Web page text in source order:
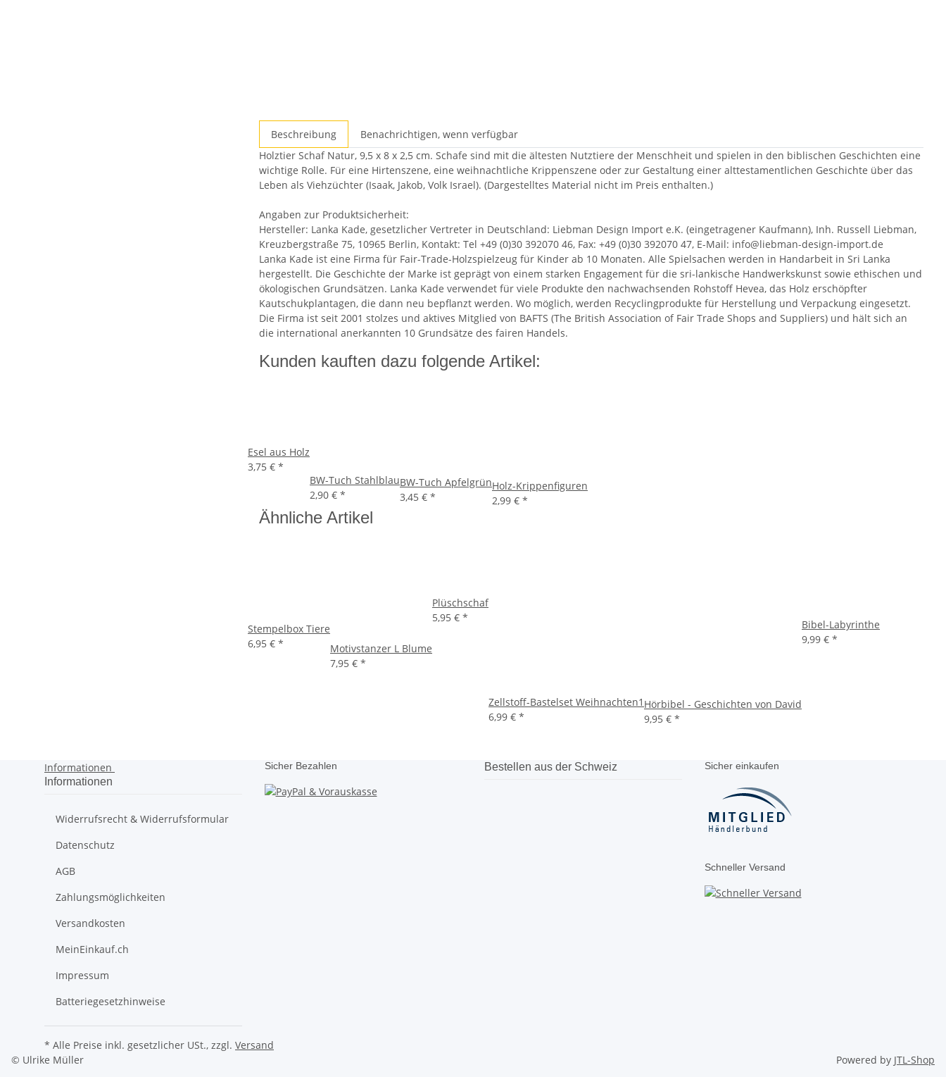
Beschreibung
Benachrichtigen, wenn verfügbar
Holztier Schaf Natur, 9,5 x 8 x 2,5 cm. Schafe sind mit die ältesten Nutztiere der Menschheit und spielen in den biblischen Geschichten eine
wichtige Rolle. Für eine Hirtenszene, eine weihnachtliche Krippenszene oder zur Gestaltung einer alttestamentlichen Geschichte über das
Leben als Viehzüchter (Isaak, Jakob, Volk Israel). (Dargestelltes Material nicht im Preis enthalten.)
Angaben zur Produktsicherheit:
Hersteller: Lanka Kade, gesetzlicher Vertreter in Deutschland: Liebman Design Import e.K. (eingetragener Kaufmann), Inh. Russell Liebman,
Kreuzbergstraße 75, 10965 Berlin, Kontakt: Tel +49 (0)30 392070 46, Fax: +49 (0)30 392070 47, E-Mail: info@liebman-design-import.de
Lanka Kade ist eine Firma für Fair-Trade-Holzspielzeug für Kinder ab 10 Monaten. Alle Spielsachen werden in Handarbeit in Sri Lanka
hergestellt. Die Geschichte der Marke ist geprägt von einem starken Engagement für die sri-lankische Handwerkskunst sowie ethischen und
ökologischen Grundsätzen. Lanka Kade verwendet für viele Produkte den nachwachsenden Rohstoff Hevea, das Holz erschöpfter
Kautschukplantagen, die dann neu bepflanzt werden. Wo möglich, werden Recyclingprodukte für Herstellung und Verpackung eingesetzt.
Die Firma ist seit 2001 stolzes und aktives Mitglied von BAFTS (The British Association of Fair Trade Shops and Suppliers) und hält sich an
die international anerkannten 10 Grundsätze des fairen Handels.
Kunden kauften dazu folgende Artikel:
Esel aus Holz
3,75 € *
BW-Tuch Stahlblau
2,90 € *
BW-Tuch Apfelgrün
3,45 € *
Holz-Krippenfiguren
2,99 € *
Ähnliche Artikel
Stempelbox Tiere
6,95 € *
Motivstanzer L Blume
7,95 € *
Plüschschaf
5,95 € *
Zellstoff-Bastelset Weihnachten1
6,99 € *
Hörbibel - Geschichten von David
9,95 € *
Bibel-Labyrinthe
9,99 € *
Informationen
Informationen
Widerrufsrecht & Widerrufsformular
Datenschutz
AGB
Zahlungsmöglichkeiten
Versandkosten
MeinEinkauf.ch
Impressum
Batteriegesetzhinweise
Sicher Bezahlen Bestellen aus der Schweiz Sicher einkaufen
Schneller Versand
* Alle Preise inkl. gesetzlicher USt., zzgl. Versand
© Ulrike Müller
Powered by JTL-Shop